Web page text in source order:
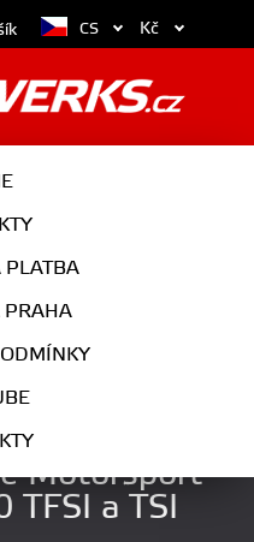
PLATBA
PRAHA
CS Kč
PODVOZEK
VÝFUK
INTERIÉR
adaptér
Motorsport
a TSI